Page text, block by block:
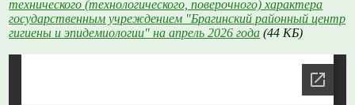
технического (технологического, поверочного) характера
государственным учреждением "Брагинский районный центр
гигиены и эпидемиологии" на апрель 2026 года (44 КБ)